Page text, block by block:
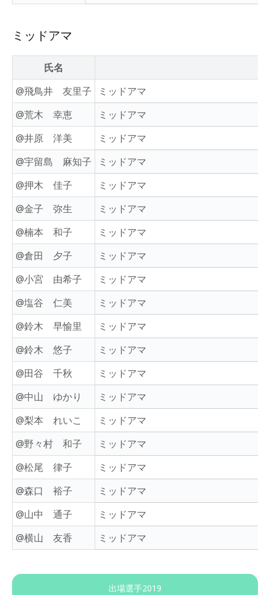
ミッドアマ
氏名
@飛鳥井 友里子
ミッドアマ
@荒木 幸恵
ミッドアマ
@井原 洋美
ミッドアマ
@宇留島 麻知子
ミッドアマ
@押木 佳子
ミッドアマ
@金子 弥生
ミッドアマ
@楠本 和子
ミッドアマ
@倉田 夕子
ミッドアマ
@小宮 由希子
ミッドアマ
@塩谷 仁美
ミッドアマ
@鈴木 早愉里
ミッドアマ
@鈴木 悠子
ミッドアマ
@田谷 千秋
ミッドアマ
@中山 ゆかり
ミッドアマ
@梨本 れいこ
ミッドアマ
@野々村 和子
ミッドアマ
@松尾 律子
ミッドアマ
@森口 裕子
ミッドアマ
@山中 通子
ミッドアマ
@横山 友香
ミッドアマ
出場選手2019